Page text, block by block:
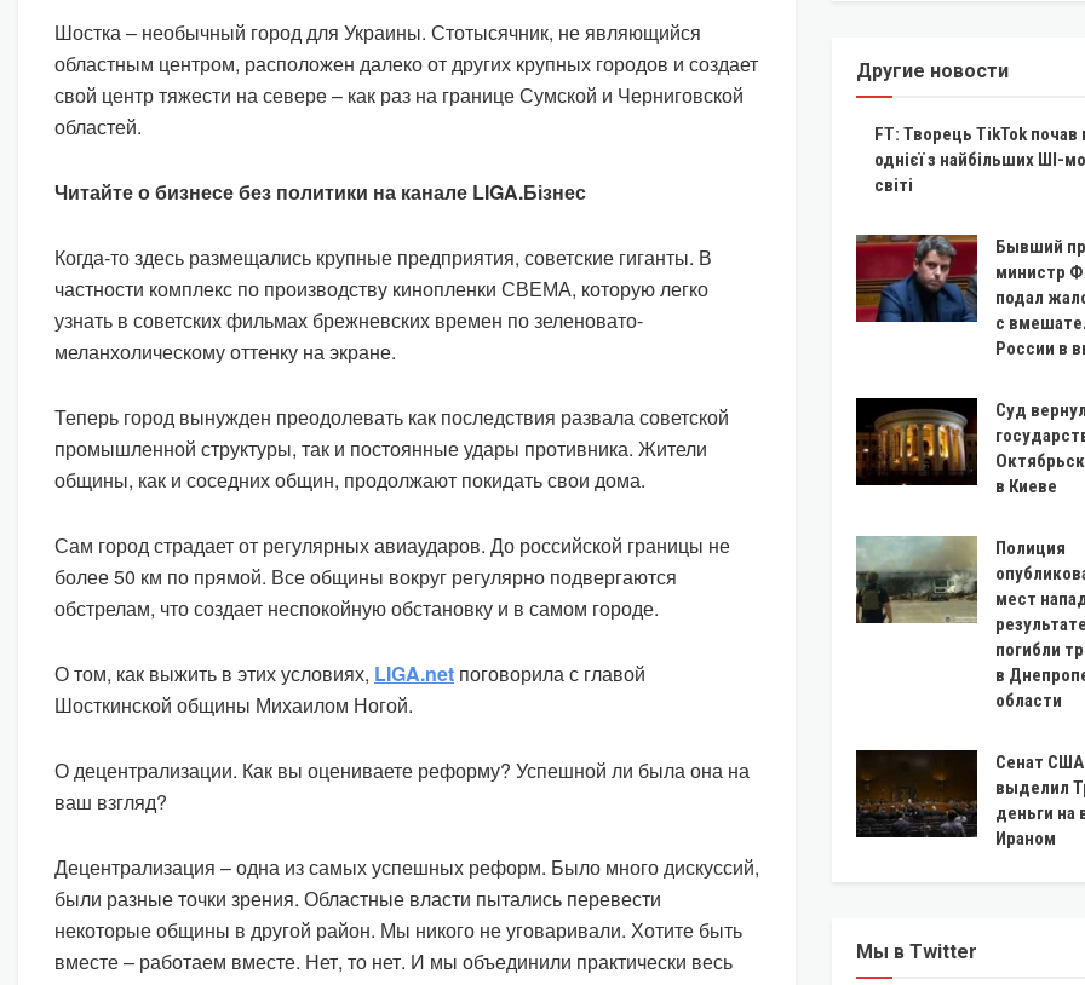
Шостка – необычный город для Украины. Стотысячник, не являющийся
областным центром, расположен далеко от других крупных городов и создает
свой центр тяжести на севере – как раз на границе Сумской и Черниговской
областей.
Читайте о бизнесе без политики на канале LIGA.Бізнес
Когда-то здесь размещались крупные предприятия, советские гиганты. В
частности комплекс по производству кинопленки СВЕМА, которую легко
узнать в советских фильмах брежневских времен по зеленовато-
меланхолическому оттенку на экране.
Теперь город вынужден преодолевать как последствия развала советской
промышленной структуры, так и постоянные удары противника. Жители
общины, как и соседних общин, продолжают покидать свои дома.
Сам город страдает от регулярных авиаударов. До российской границы не
более 50 км по прямой. Все общины вокруг регулярно подвергаются
обстрелам, что создает неспокойную обстановку и в самом городе.
О том, как выжить в этих условиях, LIGA.net поговорила с главой
Шосткинской общины Михаилом Ногой.
О децентрализации. Как вы оцениваете реформу? Успешной ли была она на
ваш взгляд?
Децентрализация – одна из самых успешных реформ. Было много дискуссий,
были разные точки зрения. Областные власти пытались перевести
некоторые общины в другой район. Мы никого не уговаривали. Хотите быть
вместе – работаем вместе. Нет, то нет. И мы объединили практически весь
Другие новости
FT: Творець TikTok почав
однієї з найбільших ШІ-
світі
Бывший
министр
подал
с
России в
Суд вернул
в Киеве
Полиция
мест
погибли
в
области
Сенат США
выделил
деньги на
Ираном
Мы в Twitter